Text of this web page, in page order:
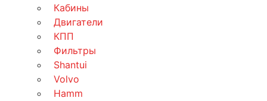
Кабины
Двигатели
КПП
Фильтры
Shantui
Volvo
Hamm